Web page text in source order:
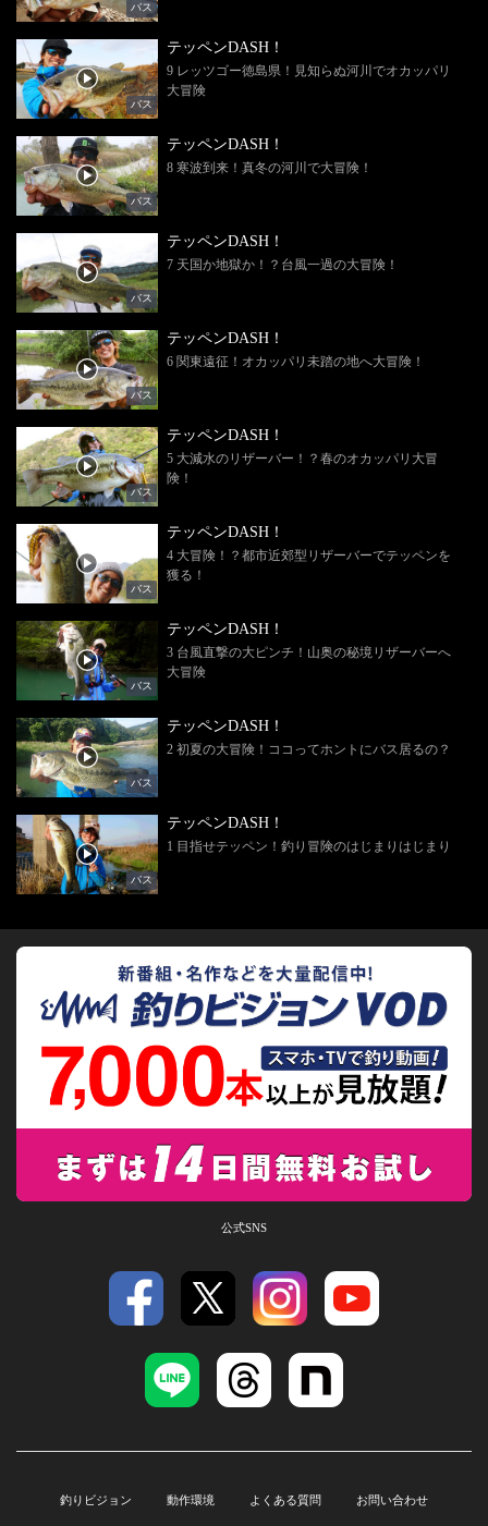
バス
バス
テッペンDASH！
9 レッツゴー徳島県！見知らぬ河川でオカッパリ
大冒険
バス
テッペンDASH！
8 寒波到来！真冬の河川で大冒険！
バス
テッペンDASH！
7 天国か地獄か！？台風一過の大冒険！
バス
テッペンDASH！
6 関東遠征！オカッパリ未踏の地へ大冒険！
バス
テッペンDASH！
5 大減水のリザーバー！？春のオカッパリ大冒
険！
バス
テッペンDASH！
4 大冒険！？都市近郊型リザーバーでテッペンを
獲る！
バス
テッペンDASH！
3 台風直撃の大ピンチ！山奥の秘境リザーバーへ
大冒険
バス
テッペンDASH！
2 初夏の大冒険！ココってホントにバス居るの？
バス
テッペンDASH！
1 目指せテッペン！釣り冒険のはじまりはじまり
公式SNS
釣りビジョン 動作環境 よくある質問 お問い合わせ